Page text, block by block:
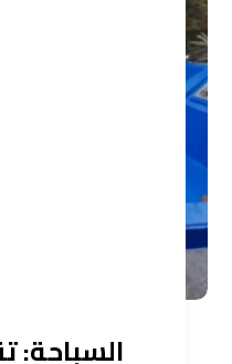
السباحة: